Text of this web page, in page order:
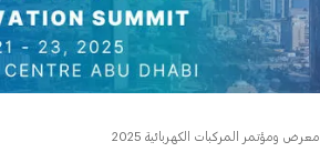
معرض ومؤتمر المركبات الكهربائية 2025